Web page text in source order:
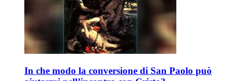
In che modo la conversione di San Paolo può